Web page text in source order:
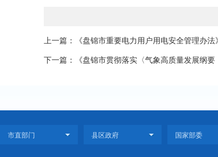
上一篇：《盘锦市重要电力用户用电安全管理办法
下一篇：《盘锦市贯彻落实〈气象高质量发展纲